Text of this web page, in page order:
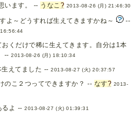
います。 -- うなこ ? 2013-08-26 (月) 21:46:30
よ～どうすれば生えてきますかね～
--
くだけで稀に生えてきます。自分は1本
--2013-08-26 (月) 18:10:34
生えてました --2013-08-27 (火) 20:37:57
のこ２つってできますか？ -- なす? 2013-
るよ --2013-08-27 (火) 01:39:31